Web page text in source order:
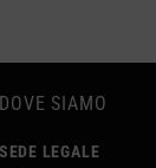
DOVE SIAMO
SEDE LEGALE